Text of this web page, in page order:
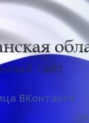
ВКонтакте